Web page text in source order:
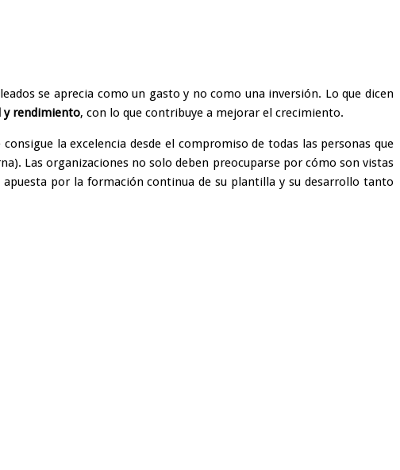
se aprecia como un gasto y no como una inversión. Lo que dicen
y rendimiento, con lo que contribuye a mejorar el crecimiento.
la excelencia desde el compromiso de todas las personas que
Las organizaciones no solo deben preocuparse por cómo son vistas
por la formación continua de su plantilla y su desarrollo tanto